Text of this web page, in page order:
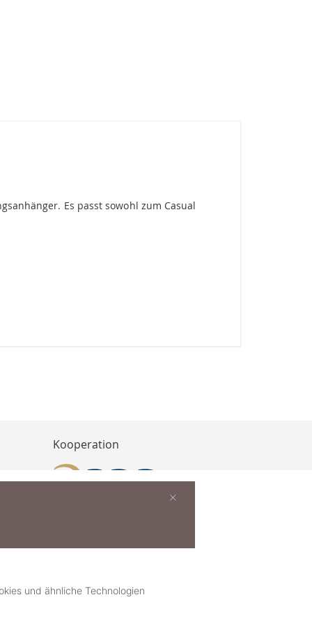
Es passt sowohl zum Casual
Kooperation
und ähnliche Technologien
×